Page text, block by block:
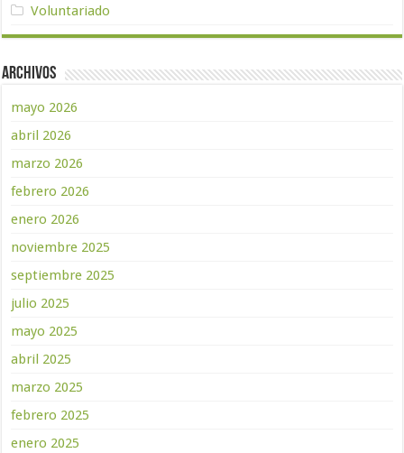
Voluntariado
Archivos
mayo 2026
abril 2026
marzo 2026
febrero 2026
enero 2026
noviembre 2025
septiembre 2025
julio 2025
mayo 2025
abril 2025
marzo 2025
febrero 2025
enero 2025